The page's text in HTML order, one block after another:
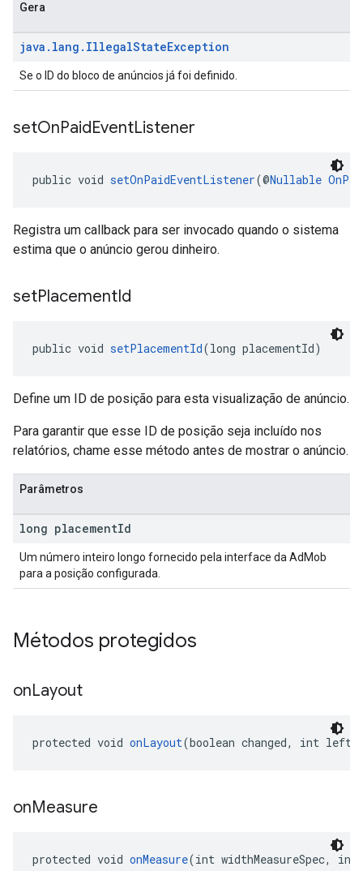
Gera
java . lang . IllegalStateException
Se o ID do bloco de anúncios já foi definido.
setOnPaidEventListener
public void setOnPaidEventListener(@Nullable
Registra um callback para ser invocado quando o sistema
estima que o anúncio gerou dinheiro.
setPlacementId
public void setPlacementId(long placementId)
Define um ID de posição para esta visualização de anúncio.
Para garantir que esse ID de posição seja incluído nos
relatórios, chame esse método antes de mostrar o anúncio.
Parâmetros
long placementId
Um número inteiro longo fornecido pela interface da AdMob
para a posição configurada.
Métodos protegidos
onLayout
protected void onLayout(boolean changed, int
onMeasure
protected void onMeasure(int widthMeasureSpec, int